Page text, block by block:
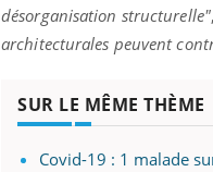
désorganisation structurelle"
architecturales peuvent
SUR LE MÊME THÈME
Covid-19 : 1 malade